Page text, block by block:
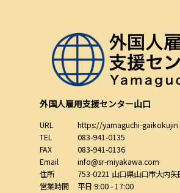
外国人雇用支援センター山口
URL
https://yamaguchi-
TEL
083-941-0135
FAX
083-941-0136
Email
info@sr-miyakawa.com
住所
753-0221 山口県山口市大内矢
営業時間
平日 9:00 - 17:00